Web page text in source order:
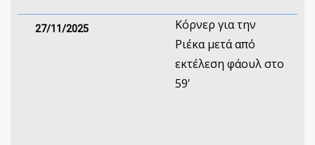
27/11/2025
Κόρνερ για την
Ριέκα μετά από
εκτέλεση φάουλ στο
59'